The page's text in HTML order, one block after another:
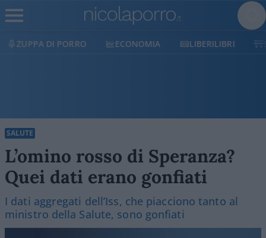
ECONOMIA LIBERILIBRI SHOP SOSTIENICI
SALUTE
L’omino rosso di Speranza?
Quei dati erano gonfiati
I dati aggregati dell’Iss, che piacciono tanto al
ministro della Salute, sono gonfiati